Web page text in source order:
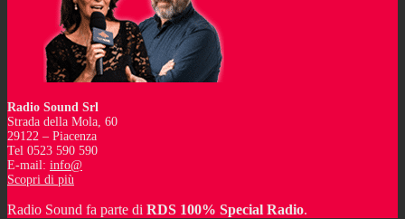
Radio Sound Srl
Strada della Mola, 60
29122 – Piacenza
Tel 0523 590 590
E-mail: info@
Scopri di più
Radio Sound fa parte di RDS 100% Special Radio.